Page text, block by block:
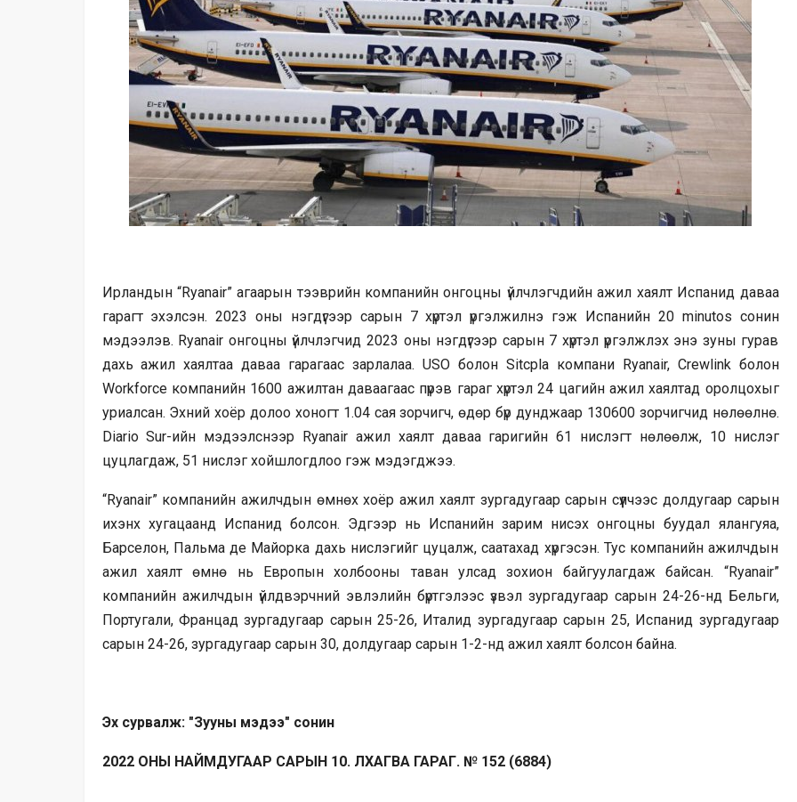
Ирландын “Ryanair” агаарын тээврийн компанийн онгоцны үйлчлэгчдийн ажил хаялт Испанид даваа
гарагт эхэлсэн. 2023 оны нэгдүгээр сарын 7 хүртэл үргэлжилнэ гэж Испанийн 20 minutos сонин
мэдээлэв. Ryanair онгоцны үйлчлэгчид 2023 оны нэгдүгээр сарын 7 хүртэл үргэлжлэх энэ зуны гурав
дахь ажил хаялтаа даваа гарагаас зарлалаа. USO болон Sitcpla компани Ryanair, Crewlink болон
Workforce компанийн 1600 ажилтан даваагаас пүрэв гараг хүртэл 24 цагийн ажил хаялтад оролцохыг
уриалсан. Эхний хоёр долоо хоногт 1.04 сая зорчигч, өдөр бүр дунджаар 130600 зорчигчид нөлөөлнө.
Diario Sur-ийн мэдээлснээр Ryanair ажил хаялт даваа гаригийн 61 нислэгт нөлөөлж, 10 нислэг
цуцлагдаж, 51 нислэг хойшлогдлоо гэж мэдэгджээ.
“Ryanair” компанийн ажилчдын өмнөх хоёр ажил хаялт зургадугаар сарын сүүлчээс долдугаар сарын
ихэнх хугацаанд Испанид болсон. Эдгээр нь Испанийн зарим нисэх онгоцны буудал ялангуяа,
Барселон, Пальма де Майорка дахь нислэгийг цуцалж, саатахад хүргэсэн. Тус компанийн ажилчдын
ажил хаялт өмнө нь Европын холбооны таван улсад зохион байгуулагдаж байсан. “Ryanair”
компанийн ажилчдын үйлдвэрчний эвлэлийн бүртгэлээс үзвэл зургадугаар сарын 24-26-нд Бельги,
Португали, Францад зургадугаар сарын 25-26, Италид зургадугаар сарын 25, Испанид зургадугаар
сарын 24-26, зургадугаар сарын 30, долдугаар сарын 1-2-нд ажил хаялт болсон байна.
Эх сурвалж: "Зууны мэдээ" сонин
2022 ОНЫ НАЙМДУГААР САРЫН 10. ЛХАГВА ГАРАГ. № 152 (6884)